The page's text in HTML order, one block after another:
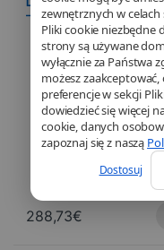
zewnętrznych w
Pliki cookie niezbędne
strony są używane
wyłącznie za Państwa
możesz
preferencje w sekcji
dowiedzieć się więcej
cookie, danych
zapoznaj się z naszą
Dostosuj
– 4 To Seconde génération
288,73€